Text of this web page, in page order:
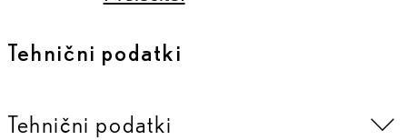
Tehnični podatki
Tehnični podatki